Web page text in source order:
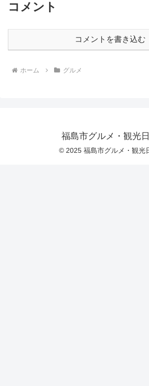
コメント
コメントを書き込む
ホーム グルメ
福島市グルメ・観光
© 2025 福島市グルメ・観光